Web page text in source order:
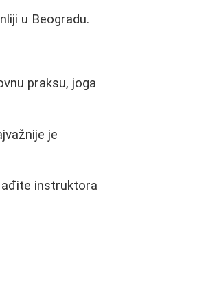
u Beogradu.
praksu, joga
je
instruktora